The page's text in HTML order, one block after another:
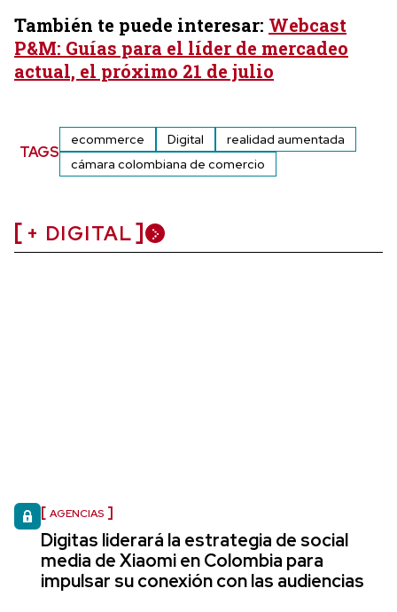
También te puede interesar: Webcast
P&M: Guías para el líder de mercadeo
actual, el próximo 21 de julio
TAGS
ecommerce Digital
realidad aumentada
cámara colombiana de comercio
+ DIGITAL
AGENCIAS
Digitas liderará la estrategia de social
media de Xiaomi en Colombia para
impulsar su conexión con las audiencias